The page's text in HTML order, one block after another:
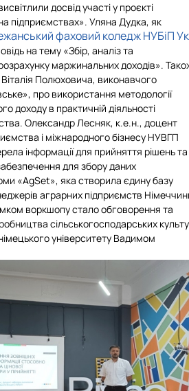
досвід участі у проєкті
підприємствах». Уляна Дудка, як
фаховий коледж НУБіП Ук
на тему «Збір, аналіз та
маржинальних доходів».
Полюховича, виконавчого
, про використання методології
доходу в практичній діяльності
Олександр Лесняк, к.е.н., доцент
і міжнародного бізнесу НУВГП
інформації для прийняття рішень та
для збору даних
«AgSet», яка створила єдину базу
аграрних підприємств
воркшопу стало обговорення та
сільськогосподарських
університету Вадимом